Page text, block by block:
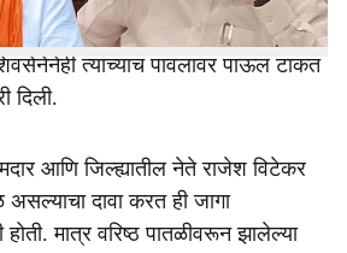
करत परभणी जिल्ह्याच्या राजकारणात एक
त्यांच्याच पावलावर पाऊल टाकत
दिली.
आणि जिल्ह्यातील नेते राजेश विटेकर
असल्याचा दावा करत ही जागा
होती. मात्र वरिष्ठ पातळीवरून झालेल्या